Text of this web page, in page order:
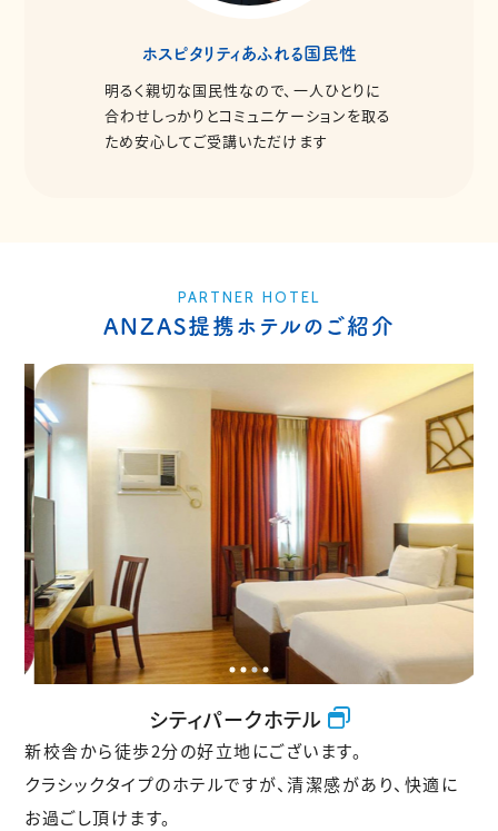
ホスピタリティあふれる国民性
明るく親切な国民性なので、一人ひとりに
合わせしっかりとコミュニケーションを取る
ため安心してご受講いただけます
PARTNER HOTEL
ANZAS提携ホテルのご紹介
シティパークホテル
新校舎から徒歩2分の好立地にございます。
クラシックタイプのホテルですが、清潔感があり、快適に
お過ごし頂けます。